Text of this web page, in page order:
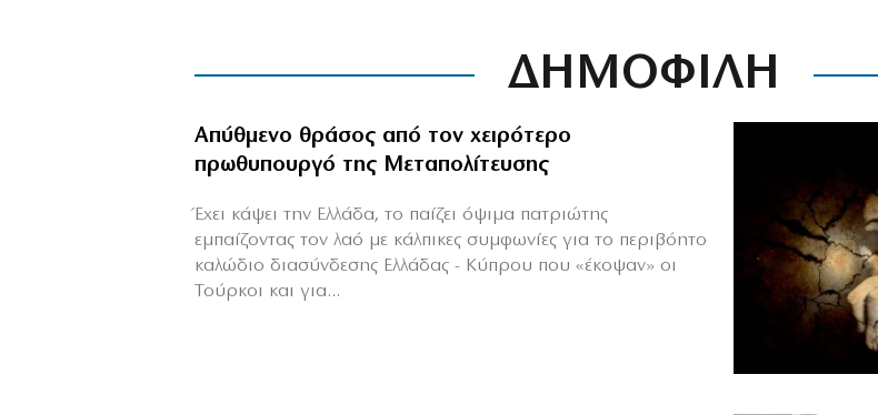
ΔΗΜΟΦΙΛΗ
Απύθμενο θράσος από τον χειρότερο
πρωθυπουργό της Μεταπολίτευσης
Έχει κάψει την Ελλάδα, το παίζει όψιμα πατριώτης
εμπαίζοντας τον λαό με κάλπικες συμφωνίες για το περιβόητο
καλώδιο διασύνδεσης Ελλάδας - Κύπρου που «έκοψαν» οι
Τούρκοι και για...